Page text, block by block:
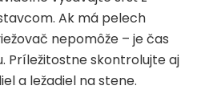
Ak má pelech
nepomôže – je čas
Príležitostne skontrolujte aj
a ležadiel na stene.